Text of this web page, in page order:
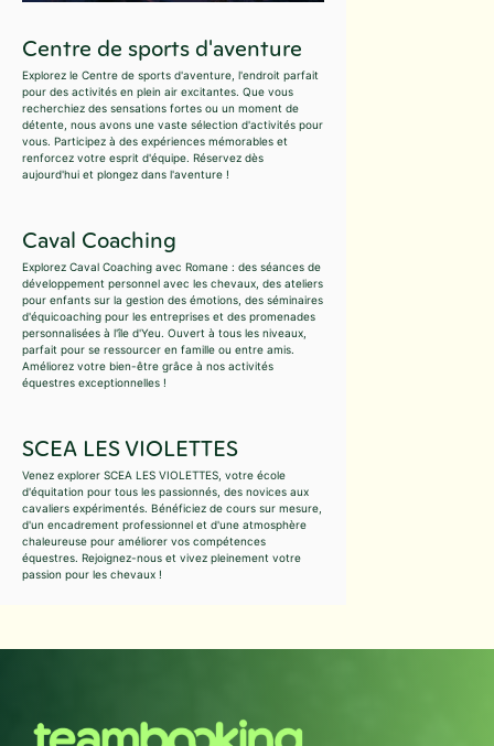
Centre de sports d'aventure
Explorez le Centre de sports d'aventure, l'endroit parfait
pour des activités en plein air excitantes. Que vous
recherchiez des sensations fortes ou un moment de
détente, nous avons une vaste sélection d'activités pour
vous. Participez à des expériences mémorables et
renforcez votre esprit d'équipe. Réservez dès
aujourd'hui et plongez dans l'aventure !
Caval Coaching
Explorez Caval Coaching avec Romane : des séances de
développement personnel avec les chevaux, des ateliers
pour enfants sur la gestion des émotions, des séminaires
d'équicoaching pour les entreprises et des promenades
personnalisées à l'île d'Yeu. Ouvert à tous les niveaux,
parfait pour se ressourcer en famille ou entre amis.
Améliorez votre bien-être grâce à nos activités
équestres exceptionnelles !
SCEA LES VIOLETTES
Venez explorer SCEA LES VIOLETTES, votre école
d'équitation pour tous les passionnés, des novices aux
cavaliers expérimentés. Bénéficiez de cours sur mesure,
d'un encadrement professionnel et d'une atmosphère
chaleureuse pour améliorer vos compétences
équestres. Rejoignez-nous et vivez pleinement votre
passion pour les chevaux !